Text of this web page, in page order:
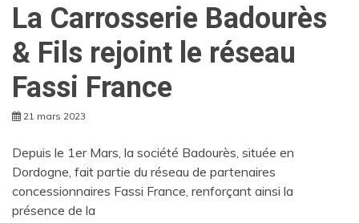
La Carrosserie Badourès
& Fils rejoint le réseau
Fassi France
21 mars 2023
Depuis le 1er Mars, la société Badourès, située en
Dordogne, fait partie du réseau de partenaires
concessionnaires Fassi France, renforçant ainsi la
présence de la